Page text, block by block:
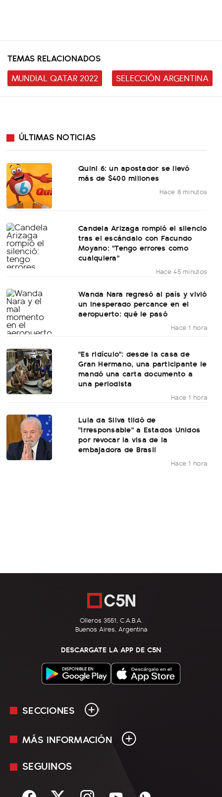
TEMAS RELACIONADOS
MUNDIAL QATAR 2022
SELECCIÓN ARGENTINA
ÚLTIMAS NOTICIAS
Quini 6: un apostador se llevó
más de $400 millones
Hace 8 minutos
Candela Arizaga rompió el silencio
tras el escándalo con Facundo
Moyano: "Tengo errores como
cualquiera"
Hace 45 minutos
Wanda Nara regresó al país y vivió
un inesperado percance en el
aeropuerto: qué le pasó
Hace 1 hora
"Es ridículo": desde la casa de
Gran Hermano, una participante le
mandó una carta documento a
una periodista
Hace 1 hora
Lula da Silva tildó de
"irresponsable" a Estados Unidos
por revocar la visa de la
embajadora de Brasil
Hace 1 hora
Olleros 3551, C.A.B.A.
Buenos Aires, Argentina
DESCARGATE LA APP DE C5N
SECCIONES
En Vivo
Sociedad
MÁS INFORMACIÓN
Mediakit
Términos y condiciones
SEGUINOS